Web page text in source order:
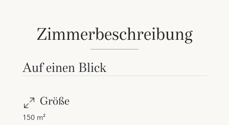
Zimmerbeschreibung
Auf einen Blick
Größe
150 m²